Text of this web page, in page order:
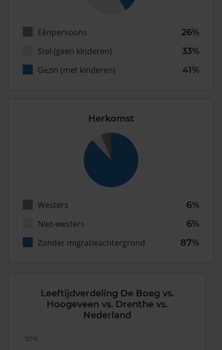
Eénpersoons
26%
Stel (geen kinderen)
33%
Gezin (met kinderen)
41%
Herkomst
Westers
6%
Niet-westers
6%
Zonder migratieachtergrond
87%
Leeftijdverdeling De Boeg vs.
Hoogeveen vs. Drenthe vs.
Nederland
50%